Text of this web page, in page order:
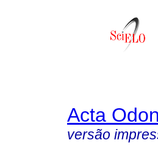
Acta
versão